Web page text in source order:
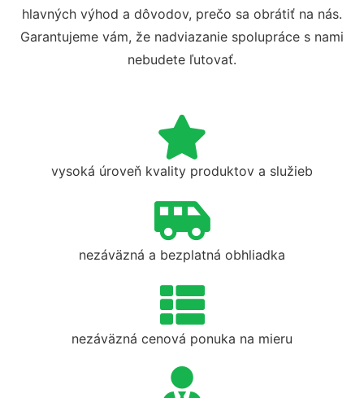
hlavných výhod a dôvodov, prečo sa obrátiť na nás.
Garantujeme vám, že nadviazanie spolupráce s nami
nebudete ľutovať.
vysoká úroveň kvality produktov a služieb
nezáväzná a bezplatná obhliadka
nezáväzná cenová ponuka na mieru